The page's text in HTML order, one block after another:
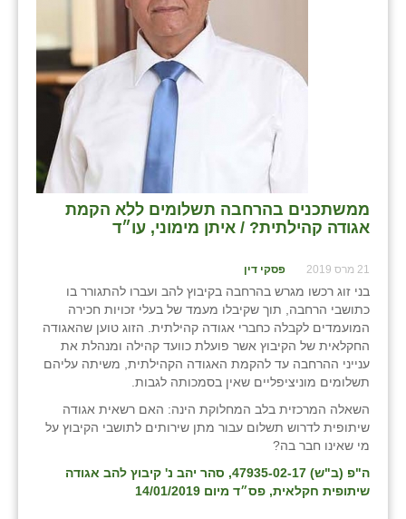
ממשתכנים בהרחבה תשלומים ללא הקמת
אגודה קהילתית? / איתן מימוני, עו״ד
21 מרס 2019 פסקי דין
בני זוג רכשו מגרש בהרחבה בקיבוץ להב ועברו להתגורר בו
כתושבי הרחבה, תוך שקיבלו מעמד של בעלי זכויות חכירה
המועמדים לקבלה כחברי אגודה קהילתית. הזוג טוען שהאגודה
החקלאית של הקיבוץ אשר פועלת כוועד קהילה ומנהלת את
ענייני ההרחבה עד להקמת האגודה הקהילתית, משיתה עליהם
תשלומים מוניציפליים שאין בסמכותה לגבות.
השאלה המרכזית בלב המחלוקת הינה: האם רשאית אגודה
שיתופית לדרוש תשלום עבור מתן שירותים לתושבי הקיבוץ על
מי שאינו חבר בה?
ה"פ (ב"ש) 47935-02-17, סהר יהב נ' קיבוץ להב אגודה
שיתופית חקלאית, פס״ד מיום 14/01/2019
גן השומרון
גני יהודה
גנות
ורד יריחו
דקל
זוהר
חבצלת השרון